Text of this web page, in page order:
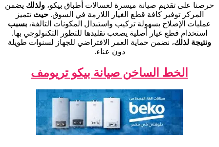
حرصنا على تقديم صيانة ميسرة لغسالات أطباق بيكو، ولذلك يضمن
المركز توفير كافة قطع الغيار اللازمة في السوق.حيث تتميز
عمليات الإصلاح بسهولة تركيب واستبدال المكونات التالفة، بسبب
استخدام قطع غيار أصلية يصعب تقليدها للتطور التكنولوجي بها.
ونتيجة لذلك، نضمن حماية العمر الافتراضي للجهاز لسنوات طويلة
دون عناء.
الخط الساخن صيانة بيكو تريومف